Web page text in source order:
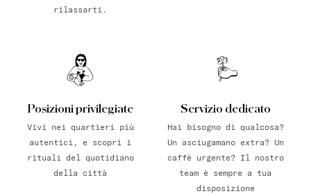
rilassarti.
Posizioni privilegiate
Vivi nei quartieri più
autentici, e scopri i
rituali del quotidiano
della città
Servizio dedicato
Hai bisogno di qualcosa?
Un asciugamano extra? Un
caffè urgente? Il nostro
team è sempre a tua
disposizione